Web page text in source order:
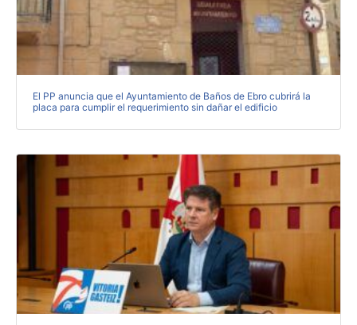
El PP anuncia que el Ayuntamiento de Baños de Ebro cubrirá la
placa para cumplir el requerimiento sin dañar el edificio